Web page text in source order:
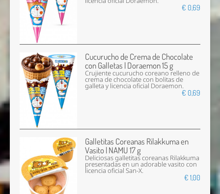
€ 0,69
Cucurucho de Crema de Chocolate
con Galletas | Doraemon 15 g
Crujiente cucurucho coreano relleno de
crema de chocolate con bolitas de
galleta y licencia oficial Doraemon.
€ 0,69
Galletitas Coreanas Rilakkuma en
Vasito | NAMU 17 g
Deliciosas galletitas coreanas Rilakkuma
presentadas en un adorable vasito con
licencia oficial San-X.
€ 1,00